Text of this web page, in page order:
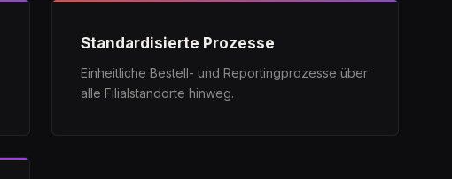
Standardisierte Prozesse
Einheitliche Bestell- und Reportingprozesse über
alle Filialstandorte hinweg.